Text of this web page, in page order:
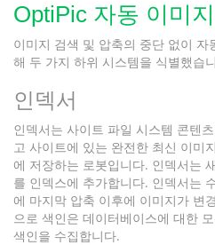
OptiPic 자동 이미
이미지 검색 및 압축의 중단 없이 자
해 두 가지 하위 시스템을 식별했습
인덱서
인덱서는 사이트 파일 시스템 콘텐
고 사이트에 있는 완전한 최신 이미
에 저장하는 로봇입니다. 인덱서는
를 인덱스에 추가합니다. 인덱서는
에 마지막 압축 이후에 이미지가 변
으로 색인은 데이터베이스에 대한
색인을 수집합니다.